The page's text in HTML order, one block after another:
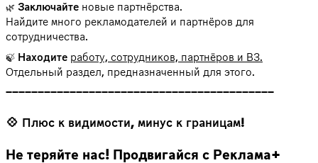
🌿 Заключайте новые партнёрства.
Найдите много рекламодателей и партнёров для
сотрудничества.
🍃 Находите работу, сотрудников, партнёров и ВЗ.
Отдельный раздел, предназначенный для этого.
💠 Плюс к видимости, минус к границам!
Не теряйте нас! Продвигайся с Реклама+